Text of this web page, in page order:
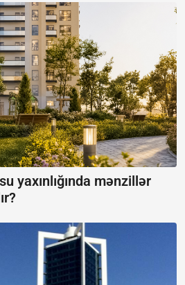
yaxınlığında mənzillər